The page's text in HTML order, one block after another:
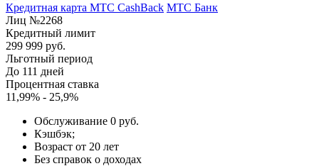
Кредитная карта МТС CashBack МТС Банк
Лиц №2268
Кредитный лимит
299 999 руб.
Льготный период
До 111 дней
Процентная ставка
11,99% - 25,9%
Обслуживание 0 руб.
Кэшбэк;
Возраст от 20 лет
Без справок о доходах